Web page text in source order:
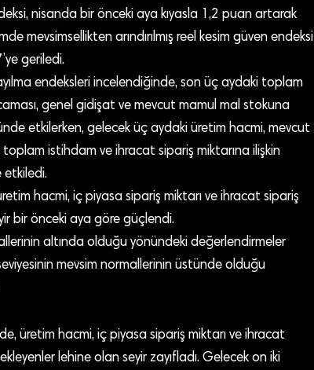
nisanda bir önceki aya kıyasla 1,2 puan artarak
mevsimsellikten arındırılmış reel kesim güven endeksi
geriledi.
endeksleri incelendiğinde, son üç aydaki toplam
genel gidişat ve mevcut mamul mal stokuna
etkilerken, gelecek üç aydaki üretim hacmi, mevcut
istihdam ve ihracat sipariş miktarına ilişkin
etkiledi.
hacmi, iç piyasa sipariş miktarı ve ihracat sipariş
bir önceki aya göre güçlendi.
altında olduğu yönündeki değerlendirmeler
mevsim normallerinin üstünde olduğu
üretim hacmi, iç piyasa sipariş miktarı ve ihracat
lehine olan seyir zayıfladı. Gelecek on iki